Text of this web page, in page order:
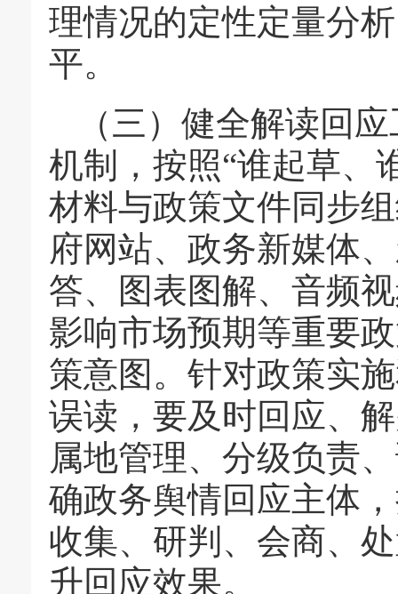
理情况的定性定量分
平。
（三）健全解读回
机制，按照“谁起草、
材料与政策文件同步
府网站、政务新媒体
答、图表图解、音频
影响市场预期等重要
策意图。针对政策实
误读，要及时回应、
属地管理、分级负责
确政务舆情回应主体
收集、研判、会商、
升回应效果。